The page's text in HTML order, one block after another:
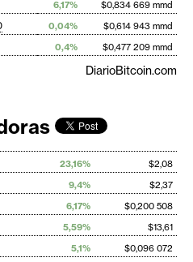
6,17%
$0,834 669 mmd
0,04%
$0,614 943 mmd
0,4% $0,477 209 mmd
DiarioBitcoin.com
23,16%
$2,08
9,4%
$2,37
6,17%
$0,200 508
5,59%
$13,61
5,1%
$0,096 072